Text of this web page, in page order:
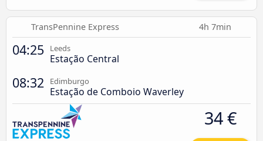
TransPennine Express 4h 7min
04:25 Leeds
Estação Central
08:32 Edimburgo
Estação de Comboio Waverley
34 €